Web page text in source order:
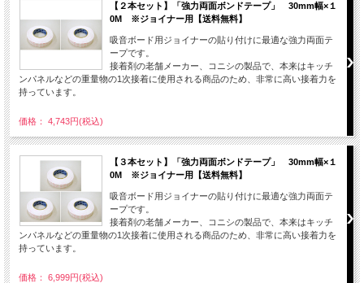
【２本セット】「強力両面ボンドテープ」 30mm幅×１
0M ※ジョイナー用【送料無料】
吸音ボード用ジョイナーの貼り付けに最適な強力両面テ
ープです。
接着剤の老舗メーカー、コニシの製品で、本来はキッチ
ンパネルなどの重量物の1次接着に使用される商品のため、非常に高い接着力を
持っています。
価格： 4,743円(税込)
【３本セット】「強力両面ボンドテープ」 30mm幅×１
0M ※ジョイナー用【送料無料】
吸音ボード用ジョイナーの貼り付けに最適な強力両面テ
ープです。
接着剤の老舗メーカー、コニシの製品で、本来はキッチ
ンパネルなどの重量物の1次接着に使用される商品のため、非常に高い接着力を
持っています。
価格： 6,999円(税込)